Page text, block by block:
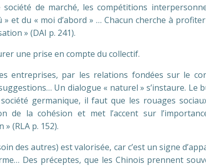
de marché, les compétitions
» et du « moi d’abord » … Chacun cherche à
» (DAI p. 241).
une prise en compte du collectif.
entreprises, par les relations fondées sur le
Un dialogue « naturel » s’instaure. Le
germanique, il faut que les rouages
de la cohésion et met l’accent sur
(RLA p. 152).
des autres) est valorisée, car c’est un signe
Des préceptes, que les Chinois prennent